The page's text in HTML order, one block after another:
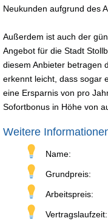
Neukunden aufgrund des
Außerdem ist auch der
Angebot für die Stadt
diesem Anbieter betragen
erkennt leicht, dass sogar
eine Ersparnis von pro
Sofortbonus in Höhe von
Weitere
Name:
Grundpreis:
Arbeitspreis:
Vertragslaufzeit: